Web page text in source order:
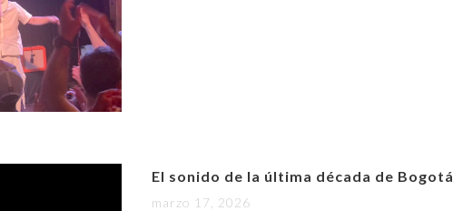
El sonido de la última década de Bogotá
marzo 17, 2026